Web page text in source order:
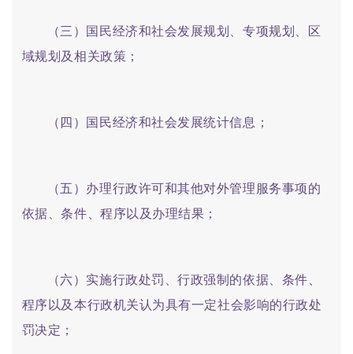
（三）国民经济和社会发展规划、专项规划、区
域规划及相关政策；
（四）国民经济和社会发展统计信息；
（五）办理行政许可和其他对外管理服务事项的
依据、条件、程序以及办理结果；
（六）实施行政处罚、行政强制的依据、条件、
程序以及本行政机关认为具有一定社会影响的行政处
罚决定；